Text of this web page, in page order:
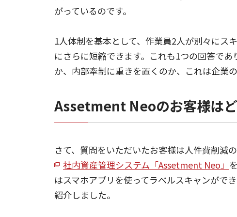
がっているのです。
1人体制を基本として、作業員2人が別々にス
にさらに短縮できます。これも1つの回答で
か、内部牽制に重きを置くのか、これは企業の
Assetment Neoのお客様は
さて、質問をいただいたお客様は人件費削減
社内資産管理システム「Assetment Neo」
はスマホアプリを使ってラベルスキャンがで
紹介しました。